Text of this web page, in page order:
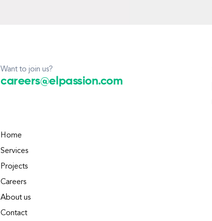
Want to join us?
careers@elpassion.com
Home
Services
Projects
Careers
About us
Contact